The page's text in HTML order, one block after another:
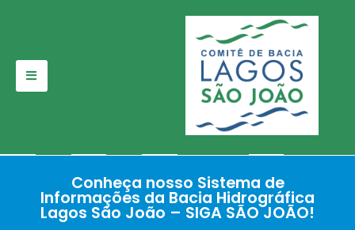
para
Conheça nosso Sistema de
Informações da Bacia Hidrográfica
Lagos São João – SIGA SÃO JOÃO!